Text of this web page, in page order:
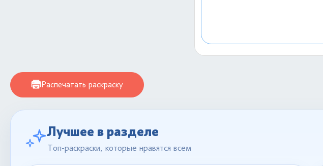
Распечатать раскраску
Лучшее в разделе
Топ-раскраски, которые нравятся всем